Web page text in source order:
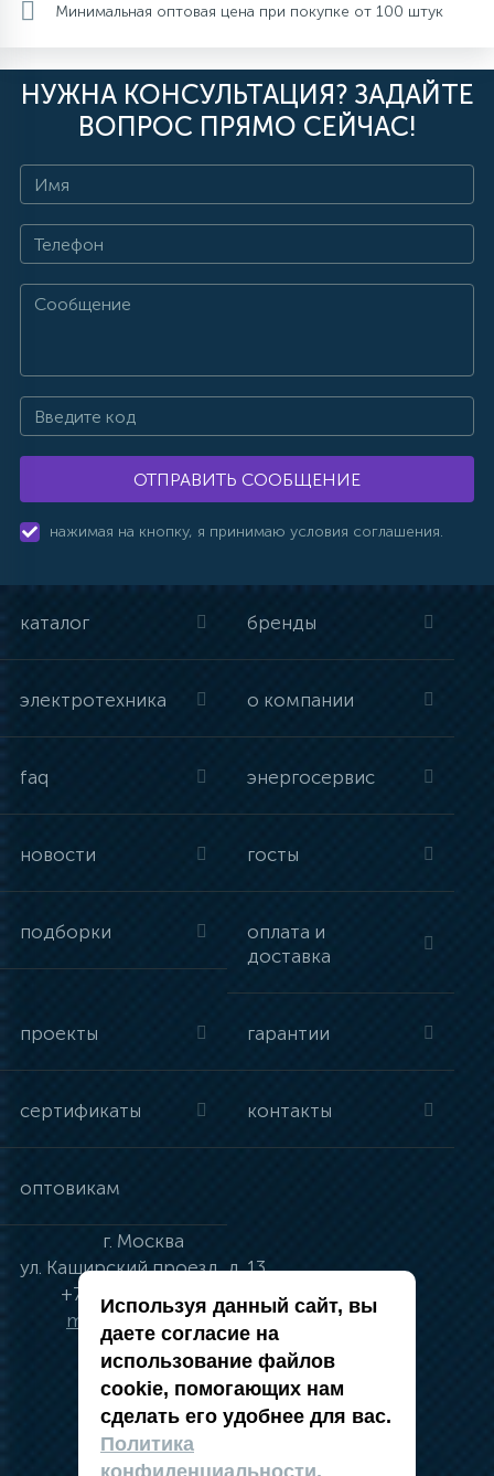
Минимальная оптовая цена при покупке от 100 штук
НУЖНА КОНСУЛЬТАЦИЯ? ЗАДАЙТЕ
ВОПРОС ПРЯМО СЕЙЧАС!
ОТПРАВИТЬ СООБЩЕНИЕ
нажимая на кнопку, я принимаю условия соглашения.
каталог бренды
электротехника о компании
faq энергосервис
новости госты
подборки
оплата и
доставка
проекты гарантии
сертификаты контакты
оптовикам
г. Москва
ул. Каширский проезд, д. 13
+7 (495) 134-41-83
moskva@vincci.ru
политика в отношении обработки
персональных данных
Используя данный сайт, вы
даете согласие на
использование файлов
cookie, помогающих нам
сделать его удобнее для вас.
Политика
конфиденциальности.